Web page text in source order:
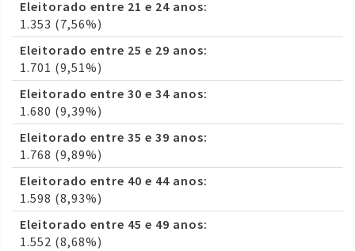
Eleitorado entre 21 e 24 anos:
1.353 (7,56%)
Eleitorado entre 25 e 29 anos:
1.701 (9,51%)
Eleitorado entre 30 e 34 anos:
1.680 (9,39%)
Eleitorado entre 35 e 39 anos:
1.768 (9,89%)
Eleitorado entre 40 e 44 anos:
1.598 (8,93%)
Eleitorado entre 45 e 49 anos:
1.552 (8,68%)